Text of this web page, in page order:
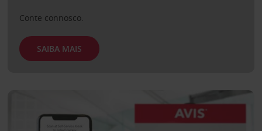
Conte connosco.
SAIBA MAIS